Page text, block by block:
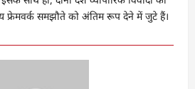
फ्रेमवर्क समझौते को अंतिम रूप देने में जुटे हैं।